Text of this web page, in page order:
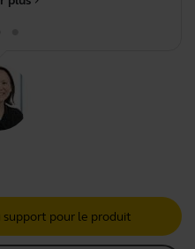
pour le produit